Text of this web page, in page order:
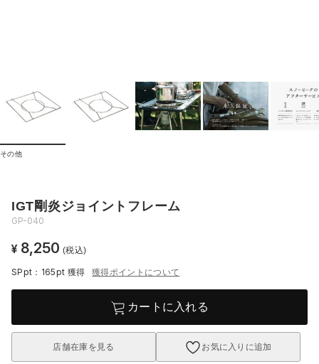
その他
IGT剛炎ジョイントフレーム
GP-040
¥ 8,250 (税込)
SPpt：165pt 獲得 獲得ポイントについて
カートに入れる
店舗在庫を見る お気に入りに追加